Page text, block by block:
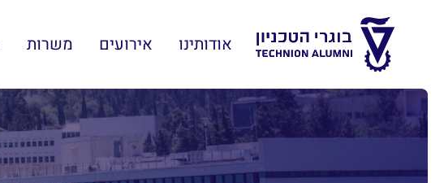
אודותינו אירועים משרות